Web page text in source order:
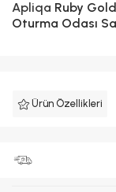
Apliqa Ruby
Oturma Odası
Ürün Özellikleri